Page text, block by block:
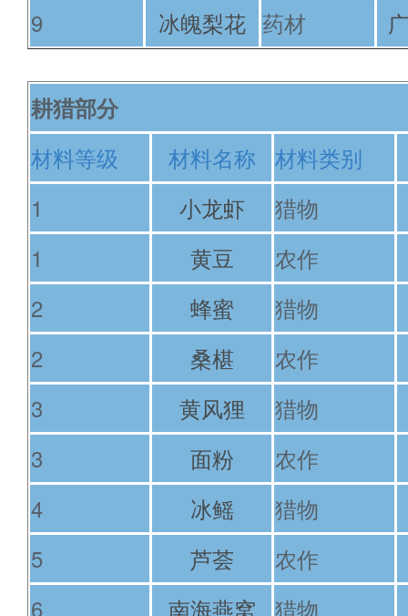
9
冰魄梨花 药材
耕猎部分
材料等级 材料名称
材料类别
1
小龙虾
猎物
1
黄豆
农作
2
蜂蜜
猎物
2
桑椹
农作
3
黄风狸
猎物
3
面粉
农作
4
冰鳐
猎物
5
芦荟
农作
6
南海燕窝 猎物